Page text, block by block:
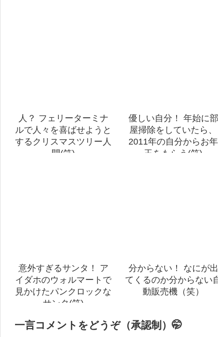
人？ フェリーターミナ
ルで人々を喜ばせようと
するクリスマスツリー人
間(笑)
優しい自分！ 年始に部
屋掃除をしていたら、
2011年の自分からお年
玉をもらう(笑)
意外すぎるサンタ！ ア
イダホのウォルマートで
見かけたパンクロックな
サンタ(笑)
分からない！ なにが出
てくるのか分からない
動販売機（笑）
一言コメントをどうぞ（承認制）🤭